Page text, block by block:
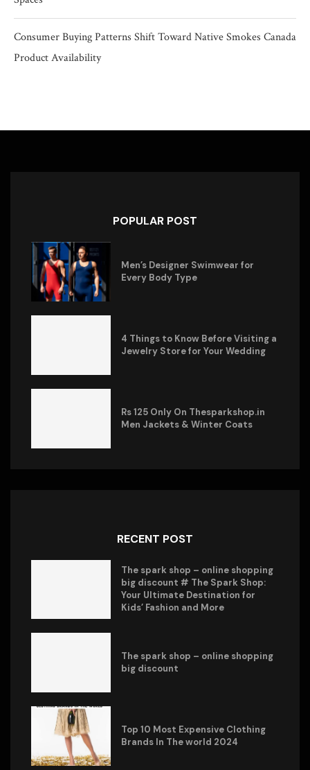
Consumer Buying Patterns Shift Toward Native Smokes Canada
Product Availability
POPULAR POST
Men’s Designer Swimwear for
Every Body Type
4 Things to Know Before Visiting a
Jewelry Store for Your Wedding
Rs 125 Only On Thesparkshop.in
Men Jackets & Winter Coats
RECENT POST
The spark shop – online shopping
big discount # The Spark Shop:
Your Ultimate Destination for
Kids’ Fashion and More
The spark shop – online shopping
big discount
Top 10 Most Expensive Clothing
Brands In The world 2024